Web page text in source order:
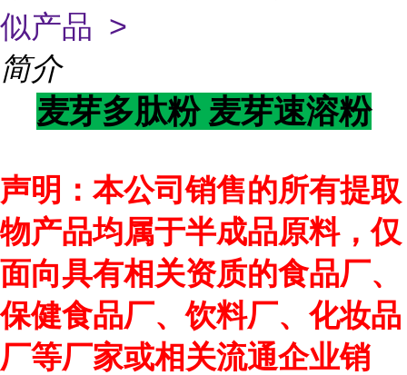
似产品 >
简介
麦芽多肽粉 麦芽速溶粉
声明：本公司销售的所有提取
物产品均属于半成品原料，仅
面向具有相关资质的食品厂、
保健食品厂、饮料厂、化妆品
厂等厂家或相关流通企业销